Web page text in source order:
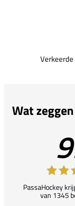
Wat
PassaHockey
van 1345